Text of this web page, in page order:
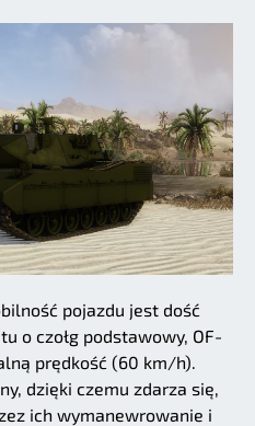
pojazdu jest dość
o czołg podstawowy, OF-
prędkość (60 km/h).
dzięki czemu zdarza się,
ich wymanewrowanie i